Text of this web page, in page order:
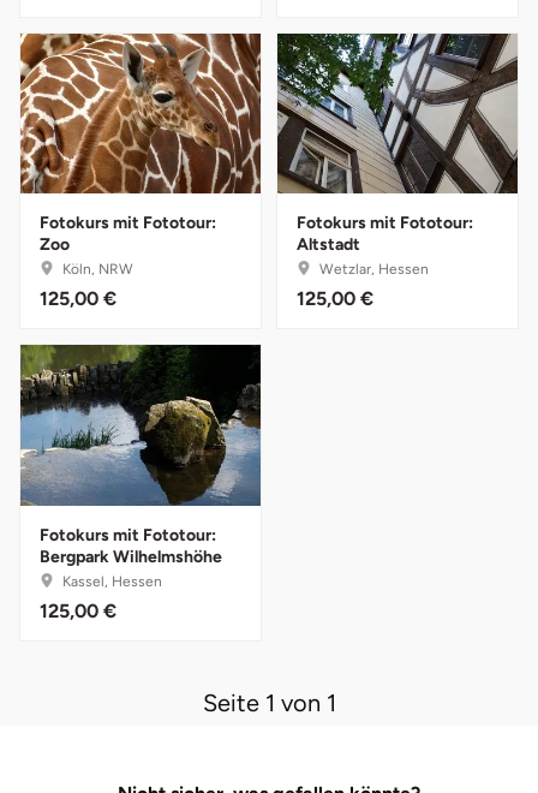
Fotokurs mit Fototour:
Zoo
Köln, NRW
125,00 €
Fotokurs mit Fototour:
Altstadt
Wetzlar, Hessen
125,00 €
Fotokurs mit Fototour:
Bergpark Wilhelmshöhe
Kassel, Hessen
125,00 €
Seite 1 von 1
Frankfurt am Main
Freiberg
Freiburg
Fulda
Fürstenfeldbruck
Geiselwind
Gelnhausen
Gersfeld